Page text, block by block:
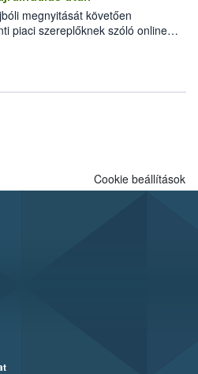
Programja összegyűjtötte a
tudnivalóit.
megnyitását követően
piaci szereplőknek szóló online
Cookie beállítások